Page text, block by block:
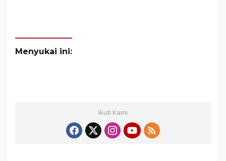
Menyukai ini:
Ikuti Kami